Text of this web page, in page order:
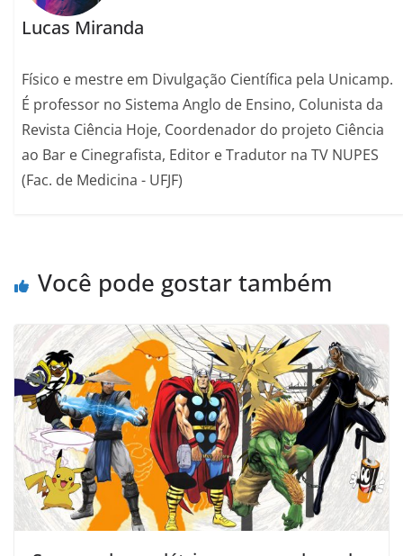
Lucas Miranda
Físico e mestre em Divulgação Científica pela Unicamp.
É professor no Sistema Anglo de Ensino, Colunista da
Revista Ciência Hoje, Coordenador do projeto Ciência
ao Bar e Cinegrafista, Editor e Tradutor na TV NUPES
(Fac. de Medicina - UFJF)
Você pode gostar também